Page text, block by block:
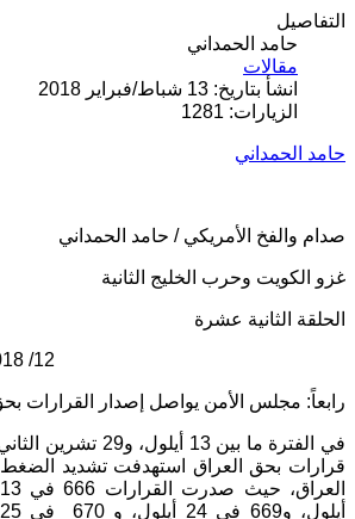
التفاصيل
حامد الحمداني
مقالات
انشأ بتاريخ: 13 شباط/فبراير 2018
الزيارات: 1281
حامد الحمداني
صدام والفخ الأمريكي /
غزو الكويت وحرب الخليج الثانية
الحلقة الثانية عشرة
رابعاً: مجلس الأمن يواصل إصدار القرارات
قرارات بحق العراق استهدفت تشديد